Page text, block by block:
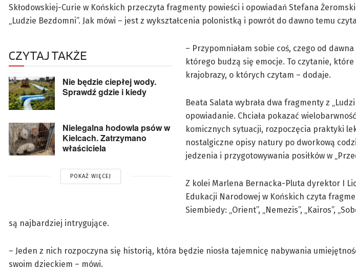
Skłodowskiej-Curie w Końskich przeczyta fragmenty powieści i opowiadań Stefana
„Ludzie Bezdomni”. Jak mówi – jest z wykształcenia polonistką i powrót do dawno temu
CZYTAJ TAKŻE
Nie będzie ciepłej wody.
Sprawdź gdzie i kiedy
Nielegalna hodowla psów w
Kielcach. Zatrzymano
właściciela
POKAŻ WIĘCEJ
– Przypomniałam sobie coś, czego od
którego budzą się emocje. To czytanie,
krajobrazy, o których czytam – dodaje.
Beata Salata wybrała dwa fragmenty z
opowiadanie. Chciała pokazać
komicznych sytuacji, rozpoczęcia praktyki
nostalgiczne opisy natury po dworkową
jedzenia i przygotowywania posiłków w
Z kolei Marlena Bernacka-Pluta dyrektor I
Edukacji Narodowej w Końskich czyta
Siembiedy: „Orient”, „Nemezis”, „Kairos”,
są najbardziej intrygujące.
– Jeden z nich rozpoczyna się historią, która będzie niosła tajemnicę nabywania
swoim dzieckiem – mówi.